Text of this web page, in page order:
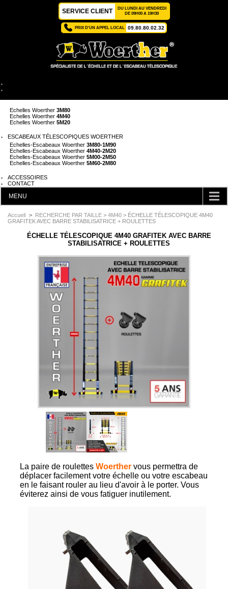
SERVICE CLIENT
DU LUNDI AU VENDREDI
DE 09H00 A 19H30
PRIX D'UN APPEL LOCAL 09.80.80.02.32
Echelles Woerther 3M80
Echelles Woerther 4M40
Echelles Woerther 5M20
ESCABEAUX TÉLESCOPIQUES WOERTHER
Echelles-Escabeaux Woerther 3M80-1M90
Echelles-Escabeaux Woerther 4M40-2M20
Echelles-Escabeaux Woerther 5M00-2M50
Echelles-Escabeaux Woerther 5M60-2M80
ACCESSOIRES
CONTACT
MENU
CATÉGORIES
ÉCHELLES TELESCOPIQUES
ESCABEAUX TELESCOPIQUES
RECHERCHE PAR GAMME
NOS ACCESSOIRES
CAISSES A OUTILS WOERTHER
CHÈQUES CADEAUX WOERTHER
INFORMATIONS
MENTIONS LEGALES
conditions générales de vente et d'utilisation
PAIEMENT SECURISE
NOUS CONTACTER
SATISFAIT OU REMBOURSÉ
CHOISIR FACILEMENT SON MODELE
QUI SOMME NOUS ?
NORME EN-131
ECHELLE TELESCOPIQUE D´OCCASION
ENTRETIEN ESCABEAU TELESCOPIQUE
Accueil > RECHERCHE PAR TAILLE >4M40 > ÉCHELLE TÉLESCOPIQUE 4M40
GRAFITEK AVEC BARRE STABILISATRICE + ROULETTES
ÉCHELLE TÉLESCOPIQUE 4M40 GRAFITEK AVEC BARRE
STABILISATRICE + ROULETTES
La paire de roulettesWoerther vous permettra de
déplacer facilement votre échelle ou votre escabeau
en le faisant rouler au lieu d'avoir à le porter. Vous
éviterez ainsi de vous fatiguer inutilement.